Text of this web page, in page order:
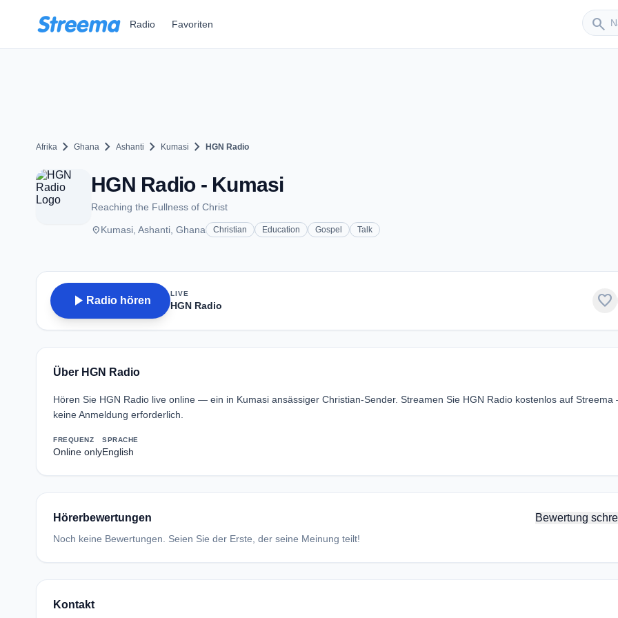
Radio Favoriten search
Sender
Afrika chevron_right Ghana chevron_right Ashanti chevron_right Kumasi chevron_right HGN Radio
HGN Radio - Kumasi
Reaching the Fullness of Christ
placeKumasi, Ashanti, Ghana Christian Education Gospel Talk
play_arrow Radio hören
LIVE
HGN Radio favorite
Über HGN Radio
Hören Sie HGN Radio live online — ein in Kumasi ansässiger Christian-Sender. Streamen Sie HGN Radio kostenlos auf
keine Anmeldung erforderlich.
FREQUENZ
Online only
SPRACHE
English
Hörerbewertungen Bewertung
Noch keine Bewertungen. Seien Sie der Erste, der seine Meinung teilt!
Kontakt